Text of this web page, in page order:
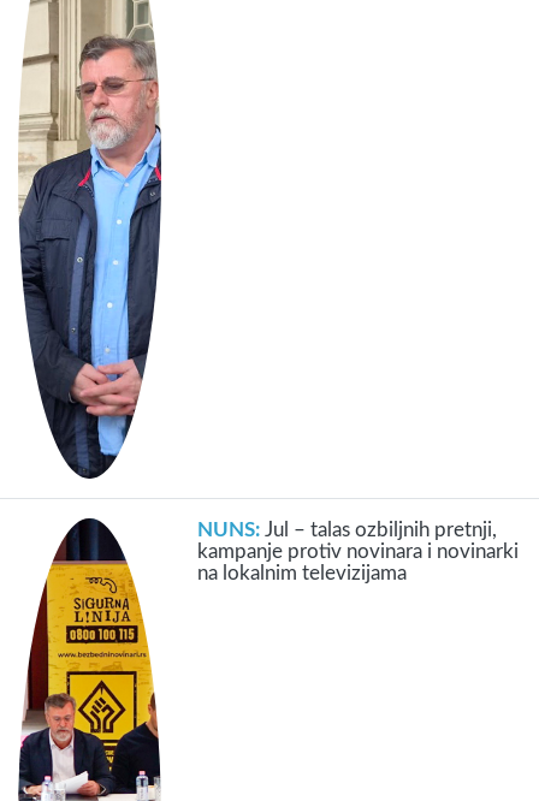
NUNS:Jul – talas ozbiljnih pretnji,
kampanje protiv novinara i novinarki
na lokalnim televizijama